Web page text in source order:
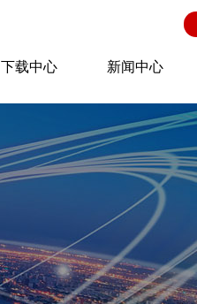
下载中心 新闻中心